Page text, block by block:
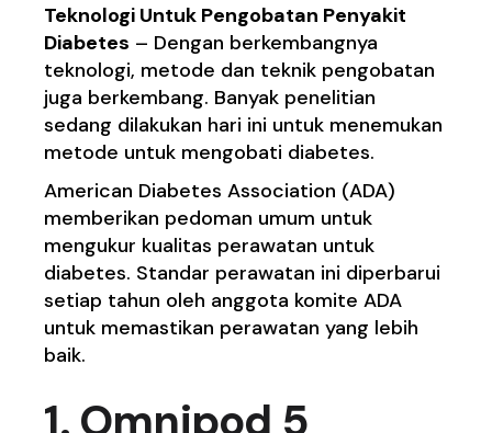
Teknologi Untuk Pengobatan Penyakit
Diabetes – Dengan berkembangnya
teknologi, metode dan teknik pengobatan
juga berkembang. Banyak penelitian
sedang dilakukan hari ini untuk menemukan
metode untuk mengobati diabetes.
American Diabetes Association (ADA)
memberikan pedoman umum untuk
mengukur kualitas perawatan untuk
diabetes. Standar perawatan ini diperbarui
setiap tahun oleh anggota komite ADA
untuk memastikan perawatan yang lebih
baik.
1. Omnipod 5